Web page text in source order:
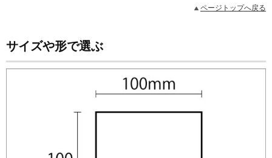
ページトップへ戻る
サイズや形で選ぶ